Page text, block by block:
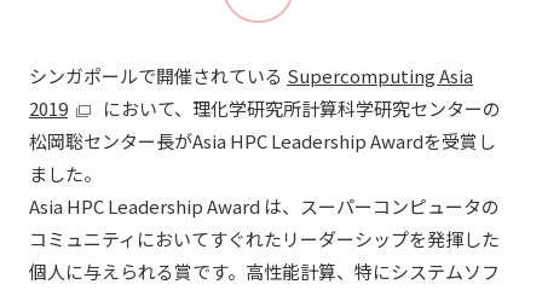
シンガポールで開催されている Supercomputing Asia
2019
において、理化学研究所計算科学研究センターの
松岡聡センター長がAsia HPC Leadership Awardを受賞し
ました。
Asia HPC Leadership Award は、スーパーコンピュータの
コミュニティにおいてすぐれたリーダーシップを発揮した
個人に与えられる賞です。高性能計算、特にシステムソフ